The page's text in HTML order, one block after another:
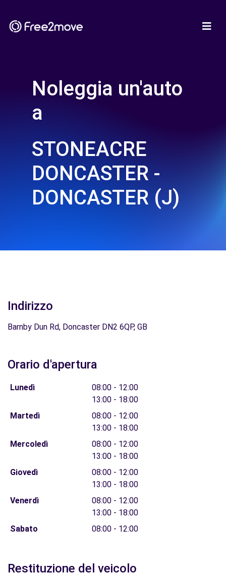
Noleggia un'auto
a
STONEACRE
DONCASTER -
DONCASTER (J)
Indirizzo
Barnby Dun Rd, Doncaster DN2 6QP, GB
Orario d'apertura
Lunedì
08:00 - 12:00
13:00 - 18:00
Martedì
08:00 - 12:00
13:00 - 18:00
Mercoledì
08:00 - 12:00
13:00 - 18:00
Giovedì
08:00 - 12:00
13:00 - 18:00
Venerdì
08:00 - 12:00
13:00 - 18:00
Sabato
08:00 - 12:00
Restituzione del veicolo